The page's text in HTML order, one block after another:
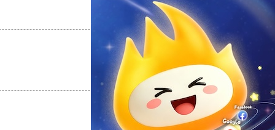
支持
支持 反对 [0]